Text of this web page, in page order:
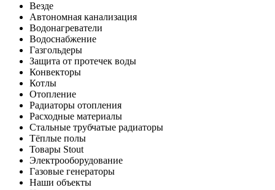
Везде
Автономная канализация
Водонагреватели
Водоснабжение
Газгольдеры
Защита от протечек воды
Конвекторы
Котлы
Отопление
Радиаторы отопления
Расходные материалы
Стальные трубчатые радиаторы
Тёплые полы
Товары Stout
Электрооборудование
Газовые генераторы
Наши объекты